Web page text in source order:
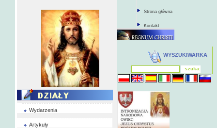
Wydarzenia
Artykuły
Strona główna
Kontakt
WYSZUKIWARKA